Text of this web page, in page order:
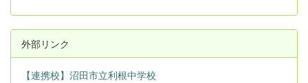
外部リンク
【連携校】沼田市立利根中学校